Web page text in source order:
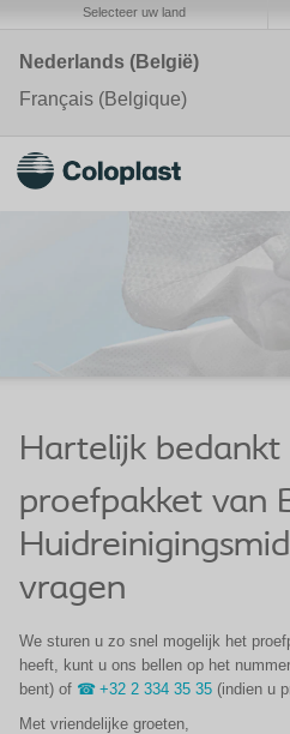
Selecteer uw land
Nederlands (België)
Français (Belgique)
Hartelijk bedankt
proefpakket van
vragen
We sturen u zo snel mogelijk het
heeft, kunt u ons bellen op het
bent) of
+32 2 334 35 35(indien u
Met vriendelijke groeten,